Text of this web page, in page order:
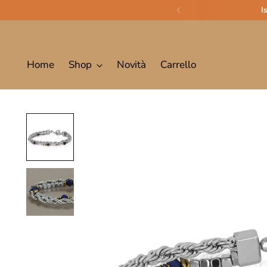
Home Shop Novità Carrello